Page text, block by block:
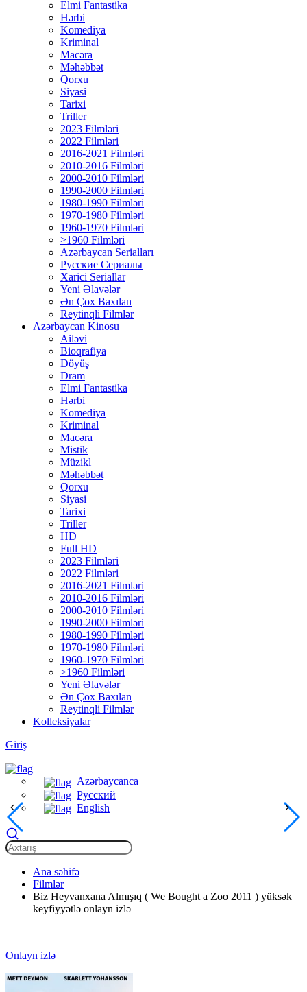
Elmi Fantastika
Hərbi
Komediya
Kriminal
Macəra
Məhəbbət
Qorxu
Siyasi
Tarixi
Triller
2023 Filmləri
2022 Filmləri
2016-2021 Filmləri
2010-2016 Filmləri
2000-2010 Filmləri
1990-2000 Filmləri
1980-1990 Filmləri
1970-1980 Filmləri
1960-1970 Filmləri
>1960 Filmləri
Azərbaycan Serialları
Русские Сериалы
Xarici Seriallar
Yeni Əlavələr
Ən Çox Baxılan
Reytinqli Filmlər
Azərbaycan Kinosu
Ailəvi
Bioqrafiya
Döyüş
Dram
Elmi Fantastika
Hərbi
Komediya
Kriminal
Macəra
Mistik
Müzikl
Məhəbbət
Qorxu
Siyasi
Tarixi
Triller
HD
Full HD
2023 Filmləri
2022 Filmləri
2016-2021 Filmləri
2010-2016 Filmləri
2000-2010 Filmləri
1990-2000 Filmləri
1980-1990 Filmləri
1970-1980 Filmləri
1960-1970 Filmləri
>1960 Filmləri
Yeni Əlavələr
Ən Çox Baxılan
Reytinqli Filmlər
Kolleksiyalar
Giriş
Azərbaycanca
Русский
English
Ana səhifə
Filmlər
Biz Heyvanxana Almışıq ( We Bought a Zoo 2011 ) yüksək
keyfiyyətlə onlayn izlə
Onlayn izlə